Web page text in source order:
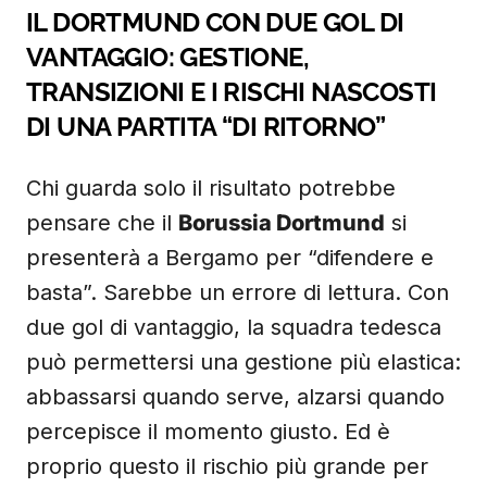
IL DORTMUND CON DUE GOL DI
VANTAGGIO: GESTIONE,
TRANSIZIONI E I RISCHI NASCOSTI
DI UNA PARTITA “DI RITORNO”
Chi guarda solo il risultato potrebbe
pensare che il Borussia Dortmund si
presenterà a Bergamo per “difendere e
basta”. Sarebbe un errore di lettura. Con
due gol di vantaggio, la squadra tedesca
può permettersi una gestione più elastica:
abbassarsi quando serve, alzarsi quando
percepisce il momento giusto. Ed è
proprio questo il rischio più grande per